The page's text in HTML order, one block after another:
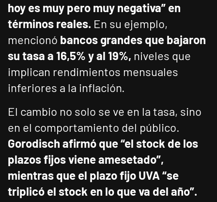
hoy es muy pero muy negativa” en
términos reales. En su ejemplo,
mencionó bancos grandes que bajaron
su tasa a 16,5% y al 19%, niveles que
implican rendimientos mensuales
inferiores a la inflación.
El cambio no solo se ve en la tasa, sino
en el comportamiento del público.
Gorodisch afirmó que “el stock de los
plazos fijos viene amesetado”,
mientras que el plazo fijo UVA “se
triplicó el stock en lo que va del año”.